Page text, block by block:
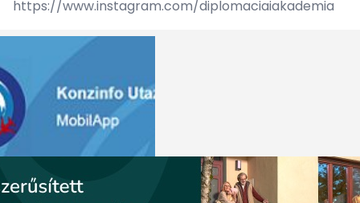
https://www.instagram.com/diplomaciaiakademia